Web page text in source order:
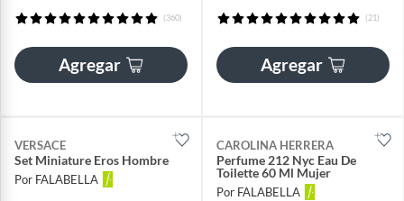
(360)
Agregar
(21)
Agregar
VERSACE
Set Miniature Eros Hombre
Por FALABELLA
CAROLINA HERRERA
Perfume 212 Nyc Eau De
Toilette 60 Ml Mujer
Por FALABELLA